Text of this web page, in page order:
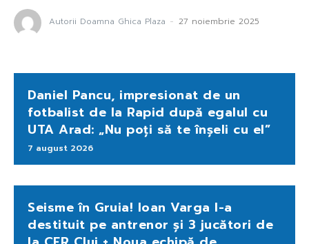
Autorii Doamna Ghica Plaza - 27 noiembrie 2025
Daniel Pancu, impresionat de un
fotbalist de la Rapid după egalul cu
UTA Arad: „Nu poți să te înșeli cu el”
7 august 2026
Seisme în Gruia! Ioan Varga l-a
destituit pe antrenor și 3 jucători de